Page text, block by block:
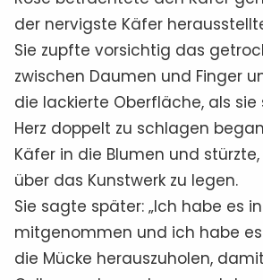
der nervigste Käfer
Sie zupfte vorsichtig das
zwischen Daumen und Finger
die lackierte Oberfläche, als sie
Herz doppelt zu schlagen
Käfer in die Blumen und
über das Kunstwerk zu legen.
Sie sagte später: „Ich habe es
mitgenommen und ich habe
die Mücke herauszuholen,